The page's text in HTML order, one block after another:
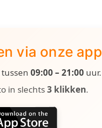
via onze app
09:00 – 21:00 uur.
in slechts3 klikken.